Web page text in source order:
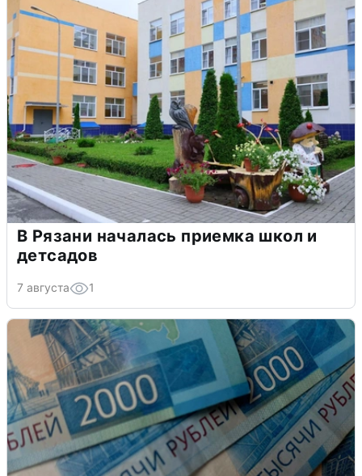
В Рязани началась приемка школ и
детсадов
7 августа 1